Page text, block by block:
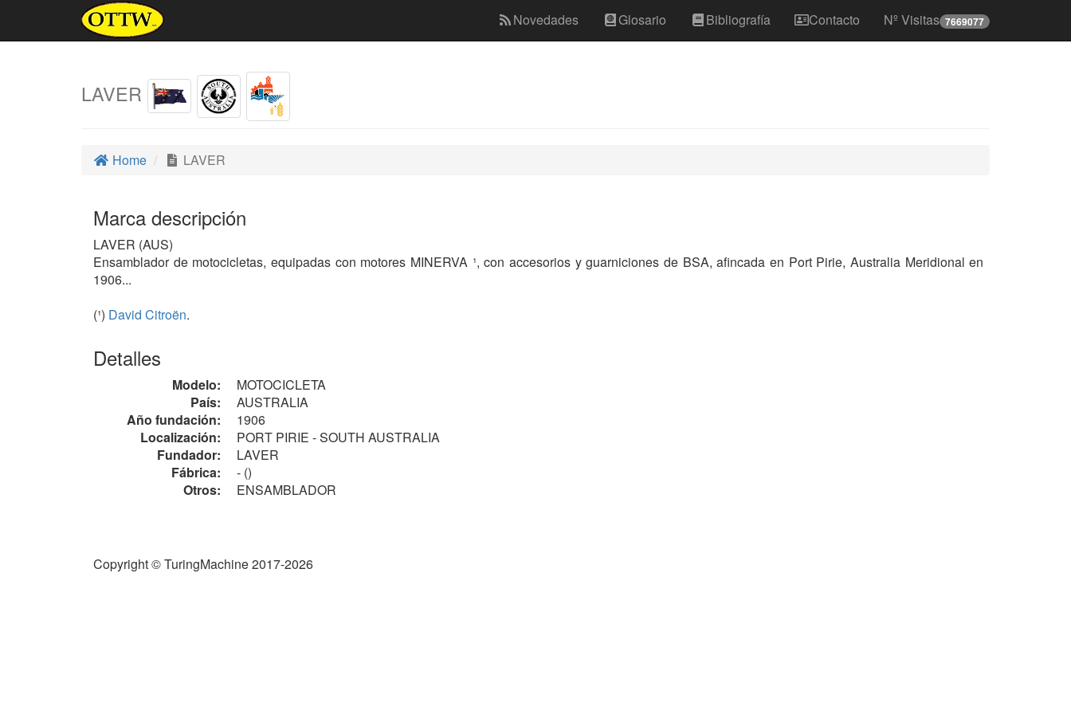
Novedades Glosario Bibliografía Contacto Nº Visitas 7669077
LAVER
Home LAVER
Marca descripción
LAVER (AUS)
Ensamblador de motocicletas, equipadas con motores MINERVA ¹, con accesorios y guarniciones de BSA, afincada en Port Pirie, Australia Meridional en
1906...
(¹) David Citroën.
Detalles
Modelo:
MOTOCICLETA
País:
AUSTRALIA
Año fundación:
1906
Localización:
PORT PIRIE - SOUTH AUSTRALIA
Fundador:
LAVER
Fábrica:
- ()
Otros:
ENSAMBLADOR
Copyright © TuringMachine 2017-2026